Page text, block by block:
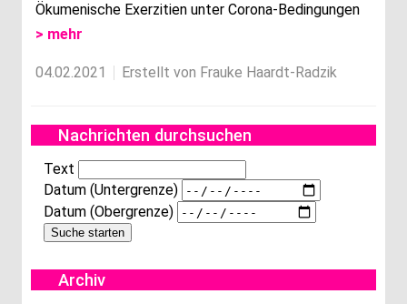
Ökumenische Exerzitien unter Corona-Bedingungen
> mehr
04.02.2021 Erstellt von Frauke Haardt-Radzik
Nachrichten durchsuchen
Text
Datum (Untergrenze)
Datum (Obergrenze)
Archiv